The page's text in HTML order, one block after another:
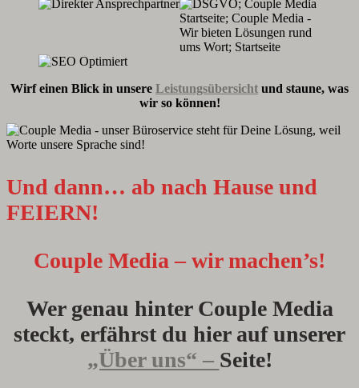
Wirf einen Blick in unsere Leistungsübersicht und staune, was
wir so können!
Und dann… ab nach Hause und
FEIERN!
Couple Media – wir machen’s!
Wer genau hinter Couple Media
steckt, erfährst du hier auf unserer
„Über uns“ – Seite!